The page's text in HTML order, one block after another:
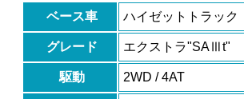
ベース車 ハイゼットトラック
グレード エクストラ"SAⅢt"
駆動 2WD / 4AT